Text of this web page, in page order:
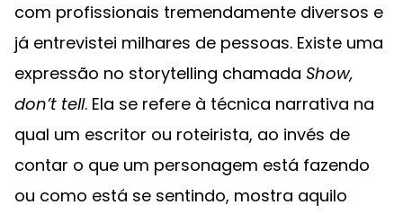
com profissionais tremendamente diversos e
já entrevistei milhares de pessoas. Existe uma
expressão no storytelling chamada Show,
don’t tell. Ela se refere à técnica narrativa na
qual um escritor ou roteirista, ao invés de
contar o que um personagem está fazendo
ou como está se sentindo, mostra aquilo